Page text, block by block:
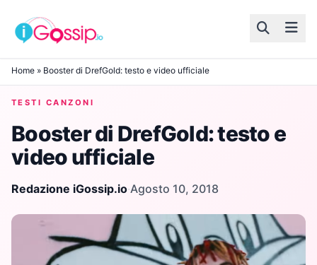
Skip to content
Home » Booster di DrefGold: testo e video ufficiale
TESTI CANZONI
Booster di DrefGold: testo e
video ufficiale
Redazione iGossip.io·Agosto 10, 2018